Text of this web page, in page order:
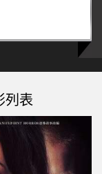
列表